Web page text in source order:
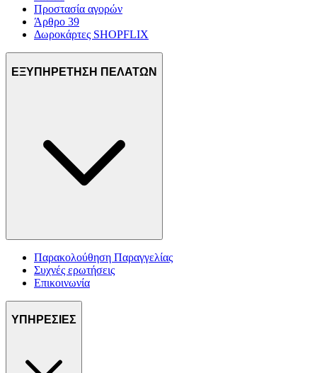
Προστασία αγορών
Άρθρο 39
Δωροκάρτες SHOPFLIX
ΕΞΥΠΗΡΕΤΗΣΗ ΠΕΛΑΤΩΝ
Παρακολούθηση Παραγγελίας
Συχνές ερωτήσεις
Επικοινωνία
ΥΠΗΡΕΣΙΕΣ